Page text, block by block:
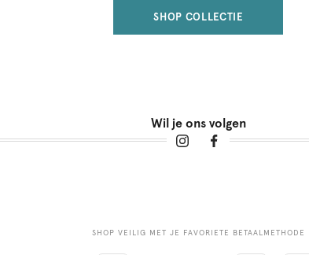
SHOP COLLECTIE
Wil je ons volgen
SHOP VEILIG MET JE FAVORIETE BETAALMETHODE